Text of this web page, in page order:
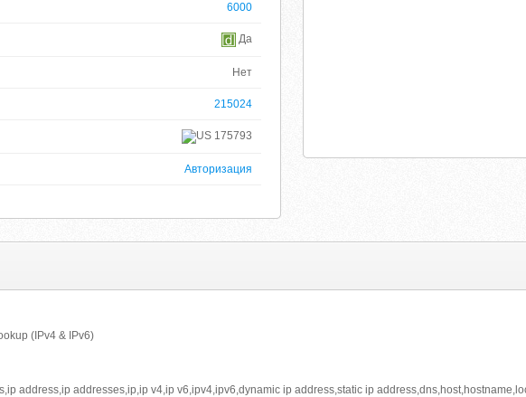
6000
Да
Нет
215024
175793
Авторизация
(IPv4 & IPv6)
address,ip addresses,ip,ip v4,ip v6,ipv4,ipv6,dynamic ip address,static ip